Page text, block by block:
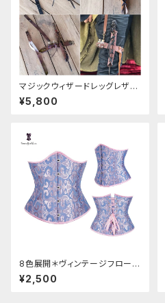
マジックウィザードレッグレザー
ホルダー
¥5,800
8色展開＊ヴィンテージフローラ
ル柄コルセット
¥2,500